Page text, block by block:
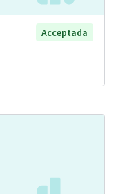
Acceptada